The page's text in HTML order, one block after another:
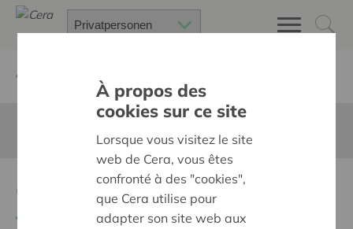
Diese Seite ist nicht ins Deutsche übersetzt
Geen drempels, wel niveau !
À propos des
cookies sur ce site
Lorsque vous visitez le site
web de Cera, vous êtes
confronté à des "cookies",
que Cera utilise pour
adapter son site web aux